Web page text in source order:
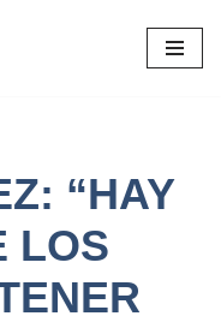
“HAY
LOS